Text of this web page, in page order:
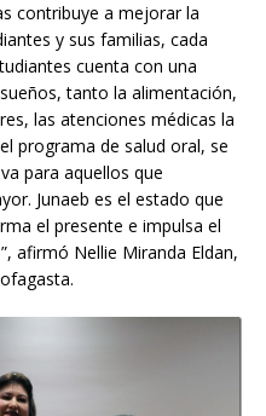
contribuye a mejorar la
y sus familias, cada
cuenta con una
tanto la alimentación,
las atenciones médicas la
programa de salud oral, se
para aquellos que
Junaeb es el estado que
el presente e impulsa el
afirmó Nellie Miranda Eldan,